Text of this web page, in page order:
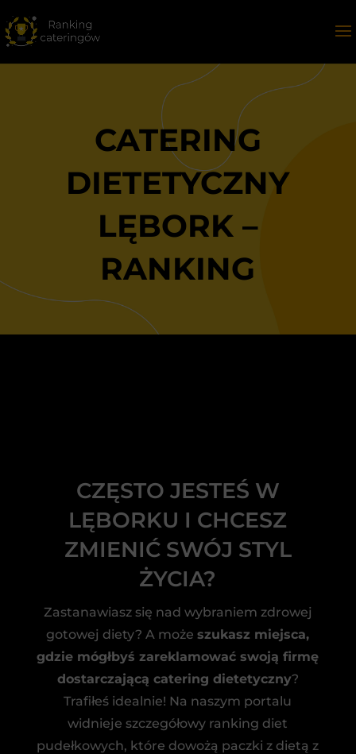
CATERING
DIETETYCZNY
LĘBORK –
RANKING
CZĘSTO JESTEŚ W
LĘBORKU I CHCESZ
ZMIENIĆ SWÓJ STYL
ŻYCIA?
Zastanawiasz się nad wybraniem zdrowej
gotowej diety? A możeszukasz miejsca,
gdzie mógłbyś zareklamować swoją firmę
dostarczającą catering dietetyczny?
Trafiłeś idealnie! Na naszym portalu
widnieje szczegółowy ranking diet
pudełkowych, które dowożą paczki z dietą z